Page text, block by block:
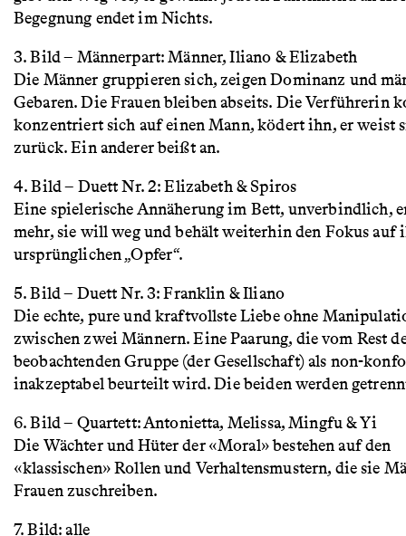
Begegnung endet im Nichts.
3. Bild – Männerpart: Männer, Iliano & Elizabeth
Die Männer gruppieren sich, zeigen Dominanz und
Gebaren. Die Frauen bleiben abseits. Die Verführerin
konzentriert sich auf einen Mann, ködert ihn, er weist
zurück. Ein anderer beißt an.
4. Bild – Duett Nr. 2: Elizabeth & Spiros
Eine spielerische Annäherung im Bett, unverbindlich,
mehr, sie will weg und behält weiterhin den Fokus auf
ursprünglichen „Opfer“.
5. Bild – Duett Nr. 3: Franklin & Iliano
Die echte, pure und kraftvollste Liebe ohne
zwischen zwei Männern. Eine Paarung, die vom Rest
beobachtenden Gruppe (der Gesellschaft) als non-
inakzeptabel beurteilt wird. Die beiden werden
6. Bild – Quartett: Antonietta, Melissa, Mingfu & Yi
Die Wächter und Hüter der «Moral» bestehen auf den
«klassischen» Rollen und Verhaltensmustern, die sie
Frauen zuschreiben.
7. Bild: alle